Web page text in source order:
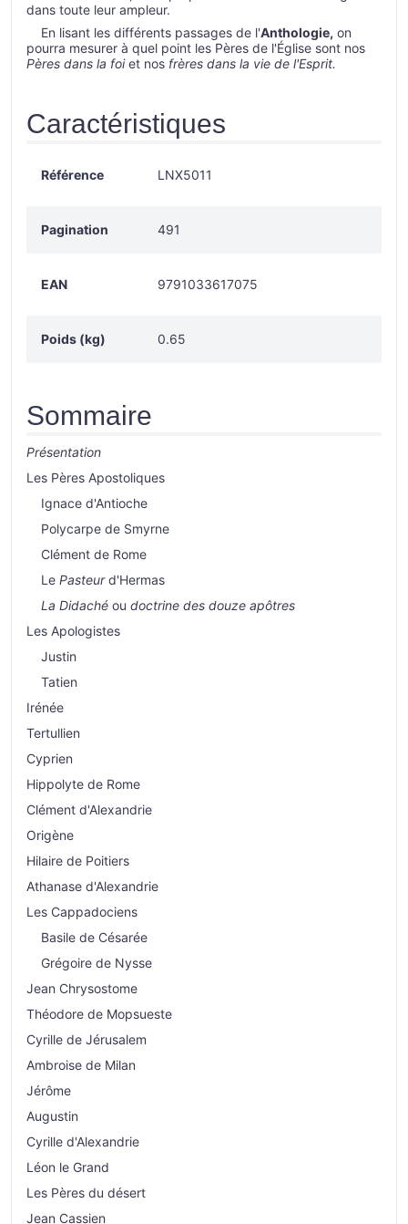
dans toute leur ampleur.
En lisant les différents passages de l'Anthologie, on
pourra mesurer à quel point les Pères de l'Église sont nos
Pères dans la foiet nos frères dans la vie de l'Esprit.
Caractéristiques
Référence LNX5011
Pagination 491
EAN 9791033617075
Poids (kg) 0.65
Sommaire
Présentation
Les Pères Apostoliques
Ignace d'Antioche
Polycarpe de Smyrne
Clément de Rome
Le Pasteurd'Hermas
La Didaché ou doctrine des douze apôtres
Les Apologistes
Justin
Tatien
Irénée
Tertullien
Cyprien
Hippolyte de Rome
Clément d'Alexandrie
Origène
Hilaire de Poitiers
Athanase d'Alexandrie
Les Cappadociens
Basile de Césarée
Grégoire de Nysse
Jean Chrysostome
Théodore de Mopsueste
Cyrille de Jérusalem
Ambroise de Milan
Jérôme
Augustin
Cyrille d'Alexandrie
Léon le Grand
Les Pères du désert
Jean Cassien